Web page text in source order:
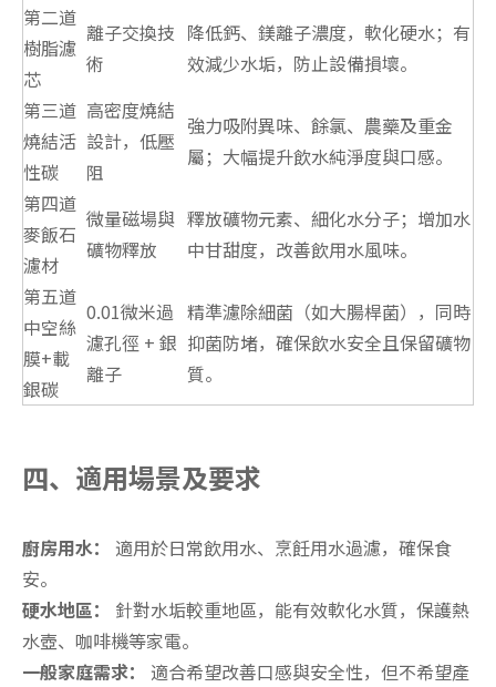
第二道
樹脂濾
芯
離子交換技
術
降低鈣、鎂離子濃度，軟化硬水；有
效減少水垢，防止設備損壞。
第三道
燒結活
性碳
高密度燒結
設計，低壓
阻
強力吸附異味、餘氯、農藥及重金
屬；大幅提升飲水純淨度與口感。
第四道
麥飯石
濾材
微量磁場與
礦物釋放
釋放礦物元素、細化水分子；增加水
中甘甜度，改善飲用水風味。
第五道
中空絲
膜+載
銀碳
0.01微米過
濾孔徑 + 銀
離子
精準濾除細菌（如大腸桿菌），同時
抑菌防堵，確保飲水安全且保留礦物
質。
四、 適用場景及要求
廚房用水：
適用於日常飲用水、烹飪用水過濾，確保食
安。
硬水地區：
針對水垢較重地區，能有效軟化水質，保護熱
水壺、咖啡機等家電。
一般家庭需求：
適合希望改善口感與安全性，但不希望產